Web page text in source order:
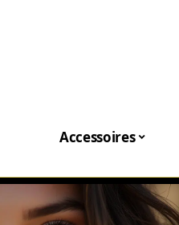
Accessoires